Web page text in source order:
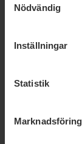
Nödvändig
Inställningar
Statistik
Marknadsföring
Underrede
användarvänlig